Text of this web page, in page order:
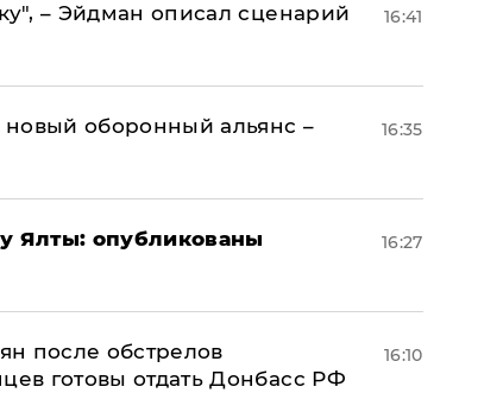
– Эйдман описал сценарий
16:41
оборонный альянс –
16:35
Ялты: опубликованы
16:27
после обстрелов
готовы отдать Донбасс РФ
16:10